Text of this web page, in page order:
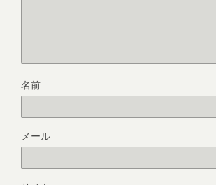
名前
メール